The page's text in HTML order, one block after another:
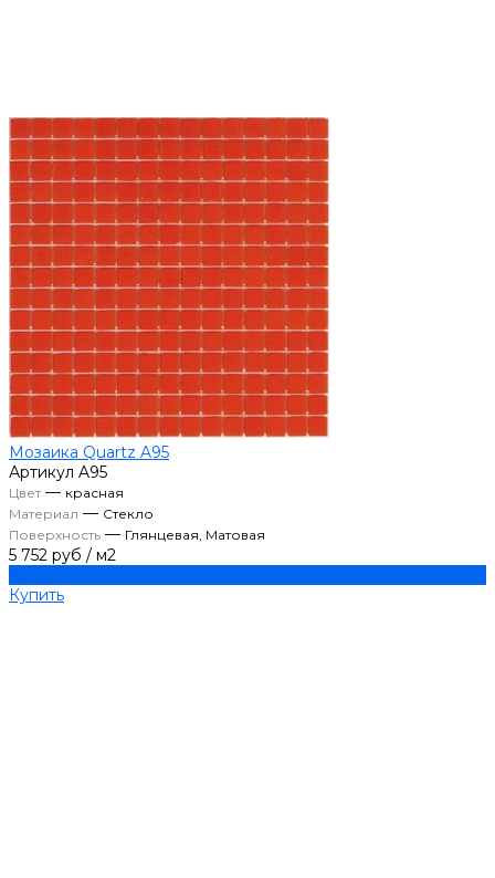
Мозаика Quartz A95
Артикул A95
Цвет— красная
Материал — Стекло
Поверхность — Глянцевая, Матовая
5 752 руб / м2
Купить